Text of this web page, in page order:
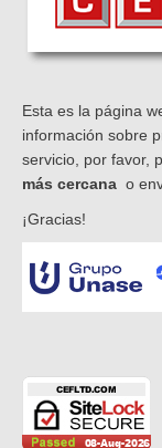
Esta es la página
información sobre
servicio, por favor,
más cercana o
¡Gracias!